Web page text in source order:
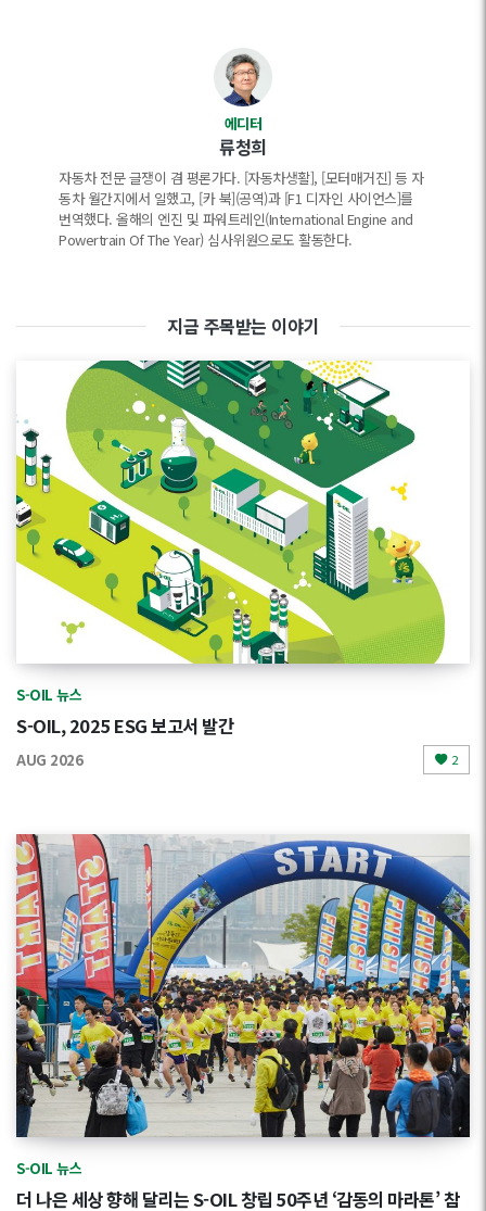
에디터
류청희
자동차 전문 글쟁이 겸 평론가다. [자동차생활], [모터매거진] 등 자
동차 월간지에서 일했고, [카 북](공역)과 [F1 디자인 사이언스]를
번역했다. 올해의 엔진 및 파워트레인(International Engine and
Powertrain Of The Year) 심사위원으로도 활동한다.
지금 주목받는 이야기
S-OIL 뉴스
S-OIL, 2025 ESG 보고서 발간
AUG 2026 2
S-OIL 뉴스
더 나은 세상 향해 달리는 S-OIL 창립 50주년 ‘감동의 마라톤’ 참